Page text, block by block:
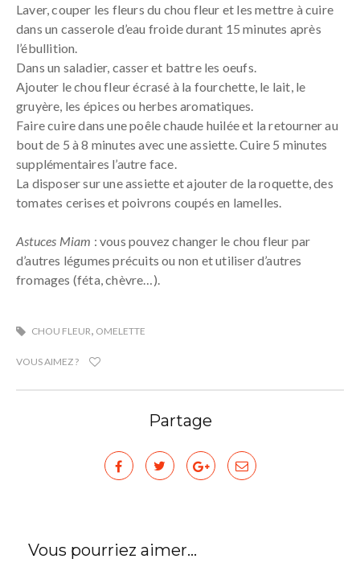
Laver, couper les fleurs du chou fleur et les mettre à cuire
dans un casserole d’eau froide durant 15 minutes après
l’ébullition.
Dans un saladier, casser et battre les oeufs.
Ajouter le chou fleur écrasé à la fourchette, le lait, le
gruyère, les épices ou herbes aromatiques.
Faire cuire dans une poêle chaude huilée et la retourner au
bout de 5 à 8 minutes avec une assiette. Cuire 5 minutes
supplémentaires l’autre face.
La disposer sur une assiette et ajouter de la roquette, des
tomates cerises et poivrons coupés en lamelles.
Astuces Miam : vous pouvez changer le chou fleur par
d’autres légumes précuits ou non et utiliser d’autres
fromages (féta, chèvre…).
CHOU FLEUR OMELETTE
VOUS AIMEZ ?
Partage
Vous pourriez aimer...